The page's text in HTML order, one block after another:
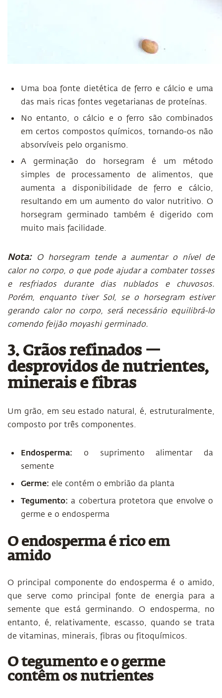
Uma boa fonte dietética de ferro e cálcio e uma
das mais ricas fontes vegetarianas de proteínas.
No entanto, o cálcio e o ferro são combinados
em certos compostos químicos, tornando-os não
absorvíveis pelo organismo.
A germinação do horsegram é um método
simples de processamento de alimentos, que
aumenta a disponibilidade de ferro e cálcio,
resultando em um aumento do valor nutritivo. O
horsegram germinado também é digerido com
muito mais facilidade.
Nota:O horsegram tende a aumentar o nível de
calor no corpo, o que pode ajudar a combater tosses
e resfriados durante dias nublados e chuvosos.
Porém, enquanto tiver Sol, se o horsegram estiver
gerando calor no corpo, será necessário equilibrá-lo
comendo feijão moyashi germinado.
3. Grãos refinados —
desprovidos de nutrientes,
minerais e fibras
Um grão, em seu estado natural, é, estruturalmente,
composto por três componentes.
Endosperma: o suprimento alimentar da
semente
Germe: ele contém o embrião da planta
Tegumento: a cobertura protetora que envolve o
germe e o endosperma
O endosperma é rico em
amido
O principal componente do endosperma é o amido,
que serve como principal fonte de energia para a
semente que está germinando. O endosperma, no
entanto, é, relativamente, escasso, quando se trata
de vitaminas, minerais, fibras ou fitoquímicos.
O tegumento e o germe
contêm os nutrientes